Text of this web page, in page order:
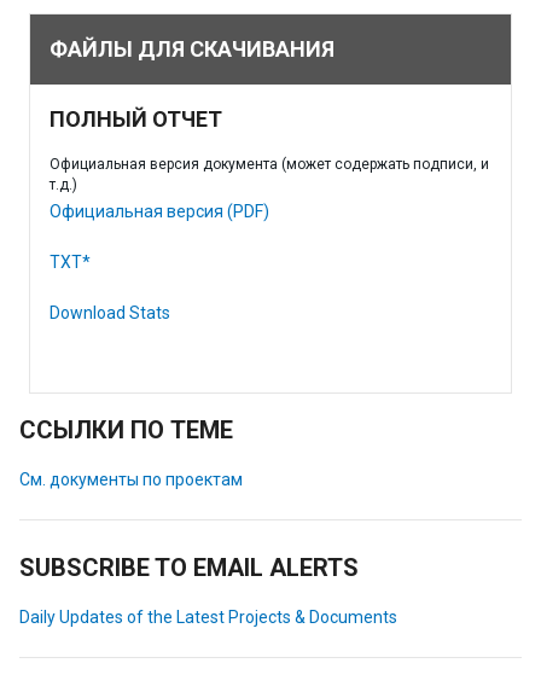
ФАЙЛЫ ДЛЯ СКАЧИВАНИЯ
ПОЛНЫЙ ОТЧЕТ
Официальная версия документа (может содержать подписи, и
т.д.)
Официальная версия (PDF)
TXT*
Download Stats
ССЫЛКИ ПО ТЕМЕ
См. документы по проектам
SUBSCRIBE TO EMAIL ALERTS
Daily Updates of the Latest Projects & Documents